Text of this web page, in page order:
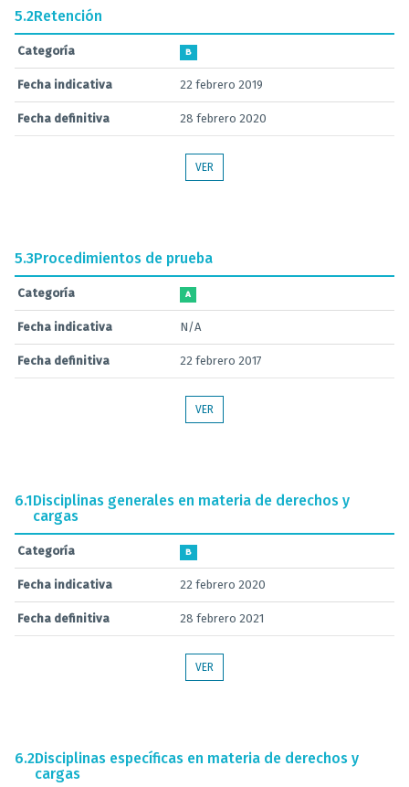
5.2Retención
Categoría B
Fecha indicativa 22 febrero 2019
Fecha definitiva 28 febrero 2020
VER
5.3Procedimientos de prueba
Categoría A
Fecha indicativa N/A
Fecha definitiva 22 febrero 2017
VER
6.1Disciplinas generales en materia de derechos y
cargas
Categoría B
Fecha indicativa 22 febrero 2020
Fecha definitiva 28 febrero 2021
VER
6.2Disciplinas específicas en materia de derechos y
cargas